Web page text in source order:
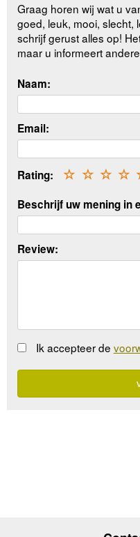
Graag horen wij wat u
goed, leuk, mooi, slecht,
schrijf gerust alles op!
maar u informeert
Naam:
Email:
Rating: ☆
☆
☆
☆
Beschrijf uw mening in
Review:
Ik accepteer de